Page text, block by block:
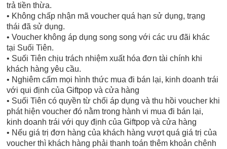
trả tiền thừa.
• Không chấp nhận mã voucher quá hạn sử dụng, trạng
thái đã sử dụng.
• Voucher không áp dụng song song với các ưu đãi khác
tại Suối Tiên.
• Suối Tiên chịu trách nhiệm xuất hóa đơn tài chính khi
khách hàng yêu cầu.
• Nghiêm cấm mọi hình thức mua đi bán lại, kinh doanh trái
với qui định của Giftpop và cửa hàng
• Suối Tiên có quyền từ chối áp dụng và thu hồi voucher khi
phát hiện voucher đó nằm trong hành vi mua đi bán lại,
kinh doanh trái với quy định của Giftpop và cửa hàng
• Nếu giá trị đơn hàng của khách hàng vượt quá giá trị của
voucher thì khách hàng phải thanh toán thêm khoản chênh